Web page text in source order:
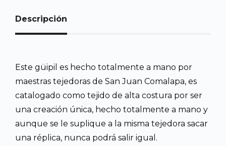
Descripción
Este güipil es hecho totalmente a mano por
maestras tejedoras de San Juan Comalapa, es
catalogado como tejido de alta costura por ser
una creación única, hecho totalmente a mano y
aunque se le suplique a la misma tejedora sacar
una réplica, nunca podrá salir igual.